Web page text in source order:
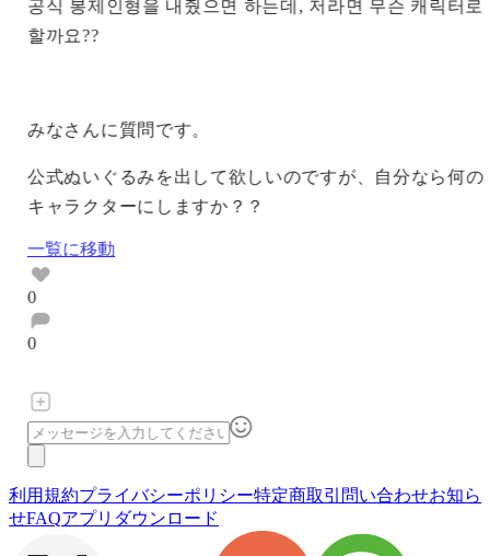
공식 봉제인형을 내줬으면 하는데, 저라면 무슨 캐릭터로
할까요??
みなさんに質問です。
公式ぬいぐるみを出して欲しいのですが、自分なら何の
キャラクターにしますか？？
一覧に移動
0
0
利用規約プライバシーポリシー特定商取引 問い合わせお知ら
せFAQアプリダウンロード